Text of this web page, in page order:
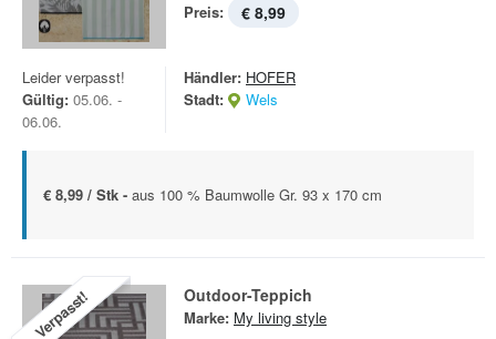
Preis: € 8,99
Leider verpasst!
Gültig: 05.06. -
06.06.
Händler: HOFER
Stadt:
Wels
€ 8,99 / Stk - aus 100 % Baumwolle Gr. 93 x 170 cm
Verpasst! Outdoor-Teppich
Marke: My living style